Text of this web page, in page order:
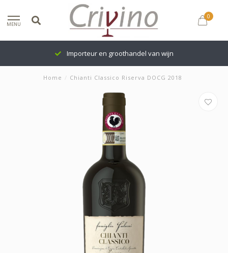
MENU
0
Importeur en groothandel van wijn
Home / Chianti Classico Riserva DOCG 2018